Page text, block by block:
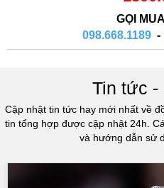
GỌI
098.668.1189 -
Tin tức -
Cập nhật tin tức hay mới nhất về
tin tổng hợp được cập nhật 24h.
và hướng dẫn sử